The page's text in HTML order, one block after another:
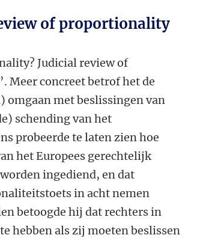
of proportionality
Judicial review of
Meer concreet betrof het de
omgaan met beslissingen van
schending van het
probeerde te laten zien hoe
het Europees gerechtelijk
ingediend, en dat
in acht nemen
betoogde hij dat rechters in
hebben als zij moeten beslissen